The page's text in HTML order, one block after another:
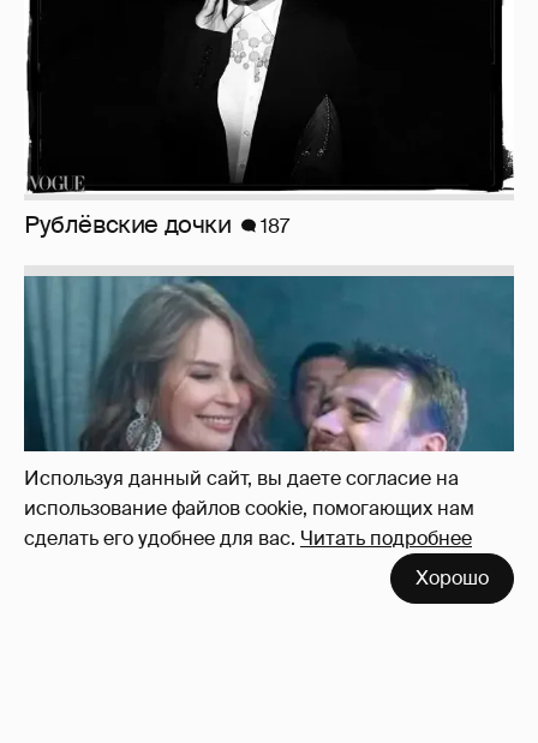
Используя данный сайт, вы даете согласие на
использование файлов cookie, помогающих нам
сделать его удобнее для вас. Читать подробнее
Хорошо
Рублёвские дочки 187